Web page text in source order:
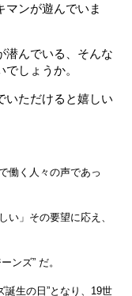
マンが遊んでいま
潜んでいる、そんな
しょうか。
いただけると嬉しい
働く人々の声であっ
い」その要望に応え、
ーンズ” だ。
生の日”となり、 19世